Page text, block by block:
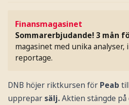
Finansmagasinet
Sommarerbjudande! 3 mån
magasinet med unika
reportage.
DNB höjer riktkursen förPeab
upprepar sälj.Aktien stängde